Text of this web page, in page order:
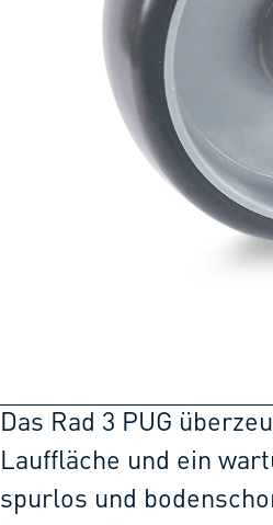
Das Rad 3 PUG
Lauffläche und ein
spurlos und